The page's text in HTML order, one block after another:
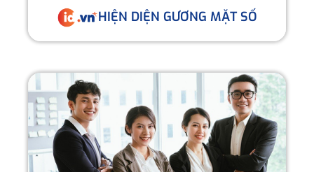
HIỆN DIỆN GƯƠNG MẶT SỐ